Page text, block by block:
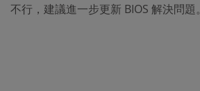
不行，建議進一步更新 BIOS 解決問題。